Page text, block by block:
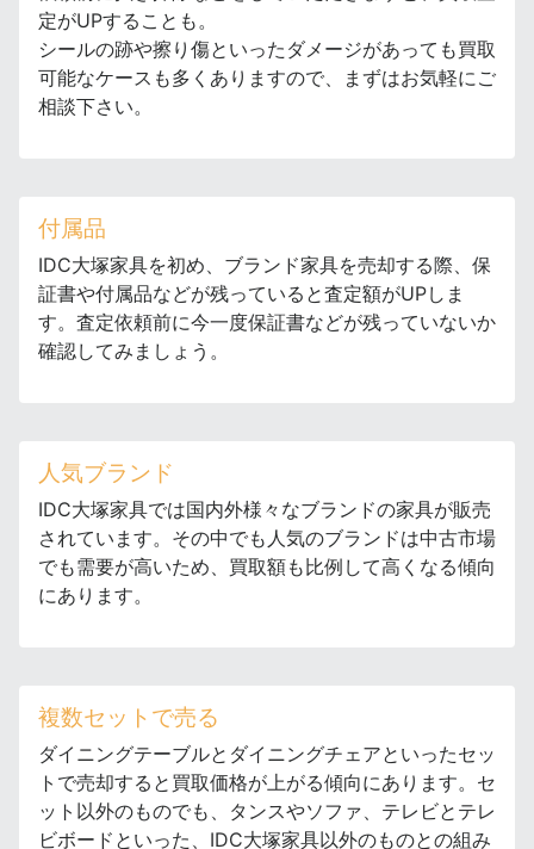
定がUPすることも。
シールの跡や擦り傷といったダメージがあっても買取
可能なケースも多くありますので、まずはお気軽にご
相談下さい。
付属品
IDC大塚家具を初め、ブランド家具を売却する際、保
証書や付属品などが残っていると査定額がUPしま
す。査定依頼前に今一度保証書などが残っていないか
確認してみましょう。
人気ブランド
IDC大塚家具では国内外様々なブランドの家具が販売
されています。その中でも人気のブランドは中古市場
でも需要が高いため、買取額も比例して高くなる傾向
にあります。
複数セットで売る
ダイニングテーブルとダイニングチェアといったセッ
トで売却すると買取価格が上がる傾向にあります。セ
ット以外のものでも、タンスやソファ、テレビとテレ
ビボードといった、IDC大塚家具以外のものとの組み